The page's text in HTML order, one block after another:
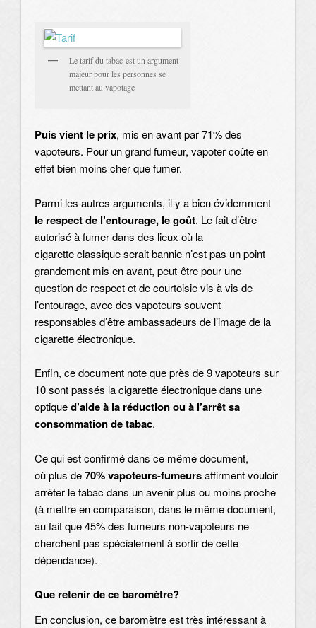
Le tarif du tabac est un argument
majeur pour les personnes se
mettant au vapotage
Puis vient le prix, mis en avant par 71% des
vapoteurs. Pour un grand fumeur, vapoter coûte en
effet bien moins cher que fumer.
Parmi les autres arguments, il y a bien évidemment
le respect de l’entourage, le goût. Le fait d’être
autorisé à fumer dans des lieux où la
cigarette classique serait bannie n’est pas un point
grandement mis en avant, peut-être pour une
question de respect et de courtoisie vis à vis de
l’entourage, avec des vapoteurs souvent
responsables d’être ambassadeurs de l’image de la
cigarette électronique.
Enfin, ce document note que près de 9 vapoteurs sur
10 sont passés la cigarette électronique dans une
optiqued’aide à la réduction ou à l’arrêt sa
consommation de tabac.
Ce qui est confirmé dans ce même document,
où plus de70% vapoteurs-fumeursaffirment vouloir
arrêter le tabac dans un avenir plus ou moins proche
(à mettre en comparaison, dans le même document,
au fait que 45% des fumeurs non-vapoteurs ne
cherchent pas spécialement à sortir de cette
dépendance).
Que retenir de ce baromètre?
En conclusion, ce baromètre est très intéressant à